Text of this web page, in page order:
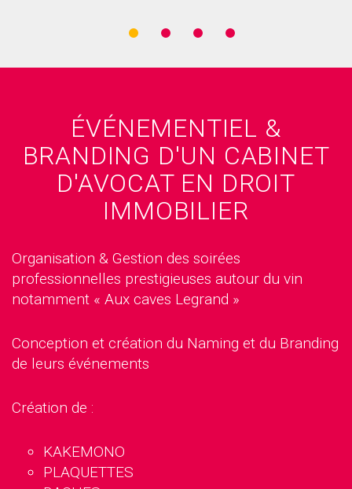
ÉVÉNEMENTIEL &
BRANDING D'UN CABINET
D'AVOCAT EN DROIT
IMMOBILIER
Organisation & Gestion des soirées
professionnelles prestigieuses autour du vin
notamment « Aux caves Legrand »
Conception et création du Naming et du Branding
de leurs événements
Création de :
KAKEMONO
PLAQUETTES